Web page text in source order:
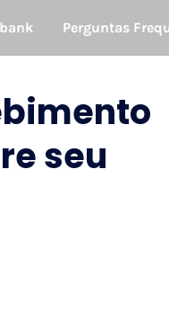
Perguntas
seu